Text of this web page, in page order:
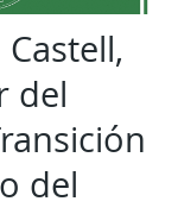
del
del